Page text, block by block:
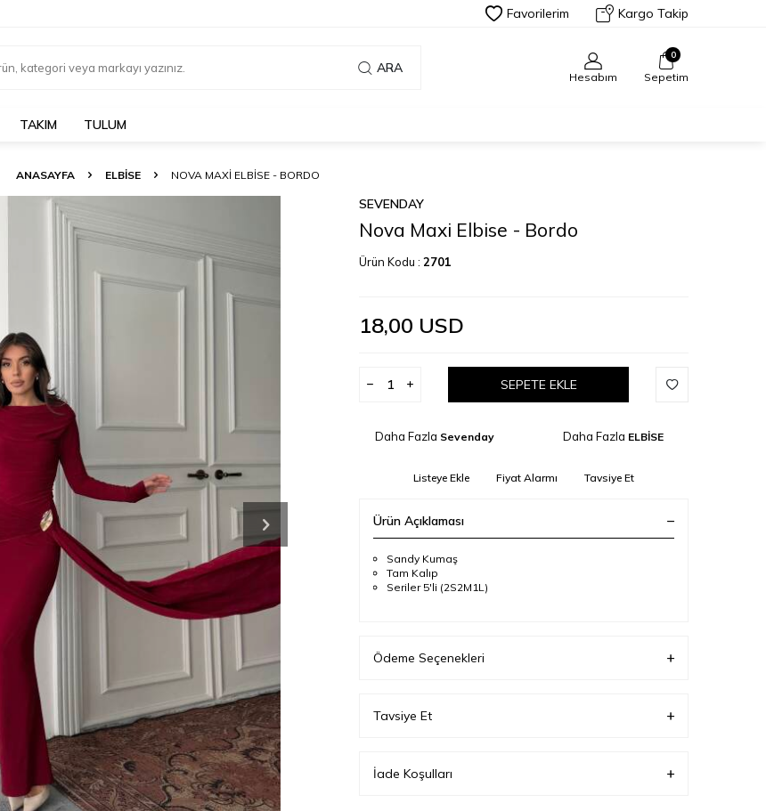
Favorilerim Kargo Takip
ARA
Hesabım
0
Sepetim
TAKIM TULUM
ANASAYFA ELBİSE NOVA MAXI ELBISE - BORDO
SEVENDAY
Nova Maxi Elbise - Bordo
Ürün Kodu : 2701
18,00 USD
SEPETE EKLE
Daha Fazla Sevenday Daha Fazla ELBİSE
Listeye Ekle Fiyat Alarmı Tavsiye Et
Ürün Açıklaması
Sandy Kumaş
Tam Kalıp
Seriler 5'li (2S2M1L)
Ödeme Seçenekleri
Tavsiye Et
İade Koşulları